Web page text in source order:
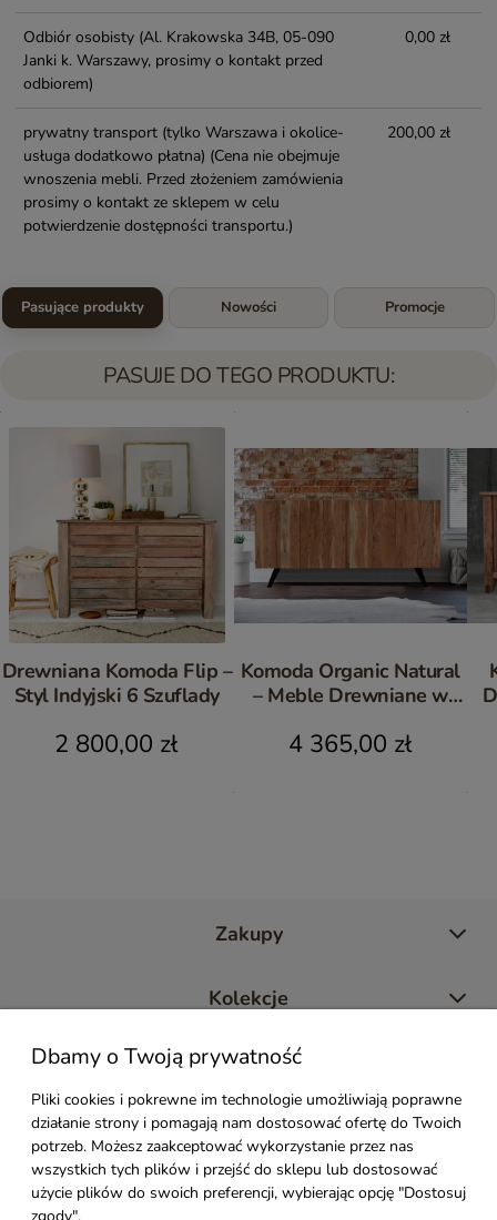
Odbiór osobisty (Al. Krakowska 34B, 05-090
Janki k. Warszawy, prosimy o kontakt przed
odbiorem)
0,00 zł
prywatny transport (tylko Warszawa i okolice-
usługa dodatkowo płatna) (Cena nie obejmuje
wnoszenia mebli. Przed złożeniem zamówienia
prosimy o kontakt ze sklepem w celu
potwierdzenie dostępności transportu.)
200,00 zł
Pasujące produkty Nowości Promocje
PASUJE DO TEGO PRODUKTU:
Drewniana Komoda Flip –
Styl Indyjski 6 Szuflady
2 800,00 zł
Komoda Organic Natural
– Meble Drewniane w
4 365,00 zł
Zakupy
Kolekcje
Moje konto
Pomoc
Styl Mebli
Dbamy o Twoją prywatność
Pliki cookies i pokrewne im technologie umożliwiają poprawne
działanie strony i pomagają nam dostosować ofertę do Twoich
potrzeb. Możesz zaakceptować wykorzystanie przez nas
wszystkich tych plików i przejść do sklepu lub dostosować
użycie plików do swoich preferencji, wybierając opcję "Dostosuj